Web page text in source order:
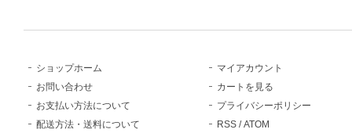
ショップホーム
お問い合わせ
お支払い方法について
配送方法・送料について
マイアカウント
カートを見る
プライバシーポリシー
RSS /ATOM